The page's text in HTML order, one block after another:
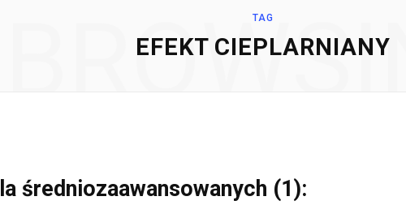
TAG
EFEKT CIEPLARNIANY
średniozaawansowanych (1):